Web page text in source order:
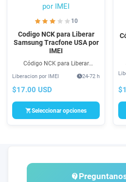
10
Codigo NCK para Liberar
Samsung Tracfone USA por
IMEI
Código NCK para Liberar
Liberar & Cambio de Operadora
GSM. Compra Unlock SIM por
Liberacion por IMEI 24-72 h
$17.00 USD
Seleccionar opciones